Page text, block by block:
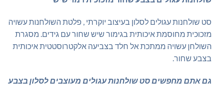
היה:
₪995.00.
הוא:
₪895.00.
סט שולחנות עגולים לסלון בעיצוב יוקרתי , פלטת השולחנות עשויה
מזכוכית מחוסמת איכותית בגימור שיש שחור עם גידים. מסגרת
השולחן עשויה ממתכת אל חלד בצביעה אלקטרוסטטית איכותית
בצבע שחור.
גם אתם מחפשים סט שולחנות עגולים מעוצבים לסלון בצבע